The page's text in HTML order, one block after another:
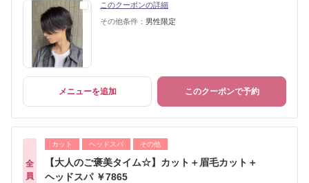
このクーポンの詳細
その他条件： 男性限定
メニューを追加 このクーポンで予約
全
員
カット ヘッドスパ その他
【大人のご褒美タイム☆】カット＋眉毛カット＋
ヘッドスパ ￥7865